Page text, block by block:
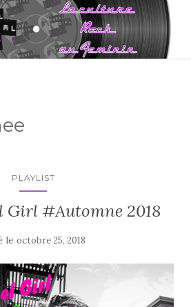
PLAYLIST
Girl #Automne 2018
le octobre 25, 2018